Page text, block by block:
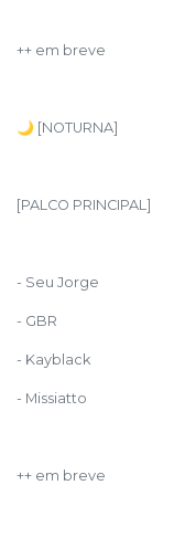
++ em breve
🌙 [NOTURNA]
[PALCO PRINCIPAL]
- Seu Jorge
- GBR
- Kayblack
- Missiatto
++ em breve